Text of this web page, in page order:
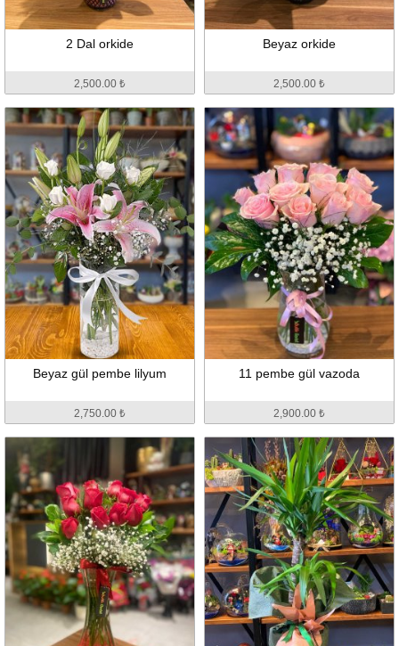
2 Dal orkide
2,500.00 ₺
Beyaz orkide
2,500.00 ₺
Beyaz gül pembe lilyum
2,750.00 ₺
11 pembe gül vazoda
2,900.00 ₺